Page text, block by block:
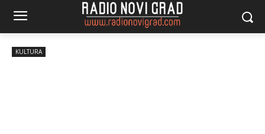
KULTURA